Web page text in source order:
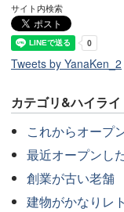
サイト内検索
Tweets by YanaKen_2
カテゴリ&ハイライ
これからオープ
最近オープンし
創業が古い老舗
建物がかなりレ